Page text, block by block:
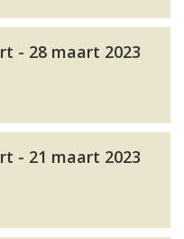
- 28 maart 2023
- 21 maart 2023